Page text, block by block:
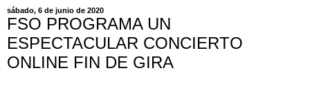
sábado, 6 de junio de 2020
FSO PROGRAMA UN
ESPECTACULAR CONCIERTO
ONLINE FIN DE GIRA